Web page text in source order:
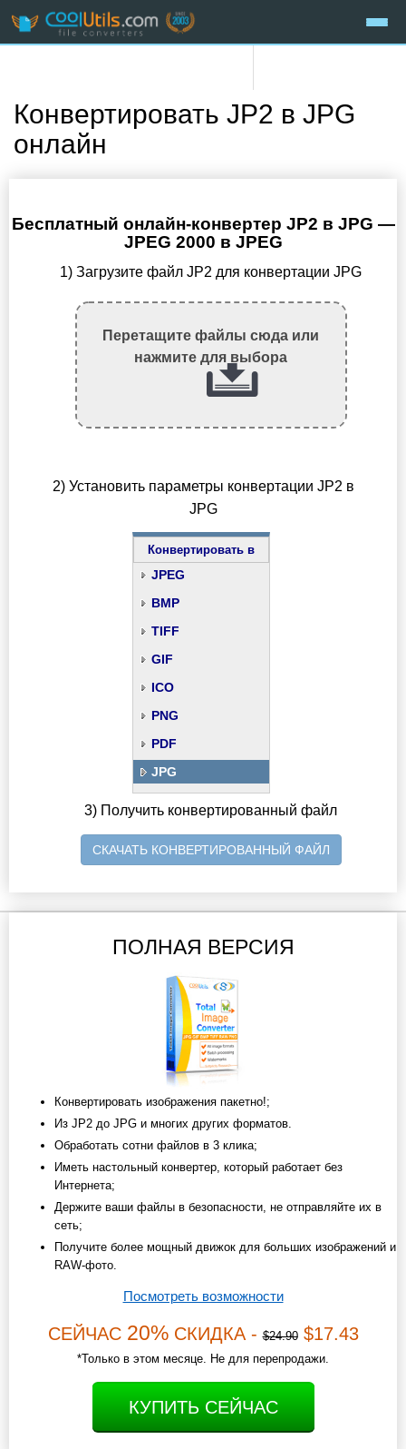
Конвертировать JP2 в JPG
онлайн
Бесплатный онлайн-конвертер JP2 в JPG —
JPEG 2000 в JPEG
1) Загрузите файл JP2 для конвертации JPG
Перетащите файлы сюда или
нажмите для выбора
2) Установить параметры конвертации JP2 в
JPG
Конвертировать в
JPEG
BMP
TIFF
GIF
ICO
PNG
PDF
JPG
3) Получить конвертированный файл
СКАЧАТЬ КОНВЕРТИРОВАННЫЙ ФАЙЛ
ПОЛНАЯ ВЕРСИЯ
Конвертировать изображения пакетно!;
Из JP2 до JPG и многих других форматов.
Обработать сотни файлов в 3 клика;
Иметь настольный конвертер, который работает без
Интернета;
Держите ваши файлы в безопасности, не отправляйте их в
сеть;
Получите более мощный движок для больших изображений и
RAW-фото.
Посмотреть возможности
СЕЙЧАС 20%СКИДКА -$24.90$17.43
*Только в этом месяце. Не для перепродажи.
КУПИТЬ СЕЙЧАС